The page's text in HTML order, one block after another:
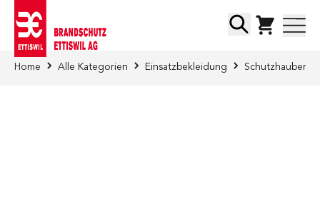
Suche
Home Alle Kategorien Einsatzbekleidung Schutzhauben /